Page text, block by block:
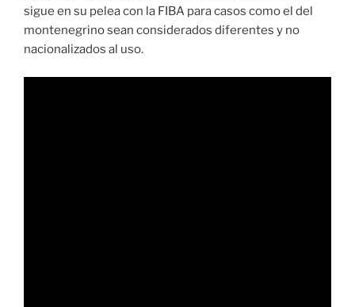
sigue en su pelea con la FIBA para casos como el del
montenegrino sean considerados diferentes y no
nacionalizados al uso.